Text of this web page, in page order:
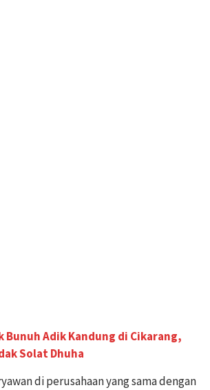
Bunuh Adik Kandung di Cikarang,
Solat Dhuha
di perusahaan yang sama dengan